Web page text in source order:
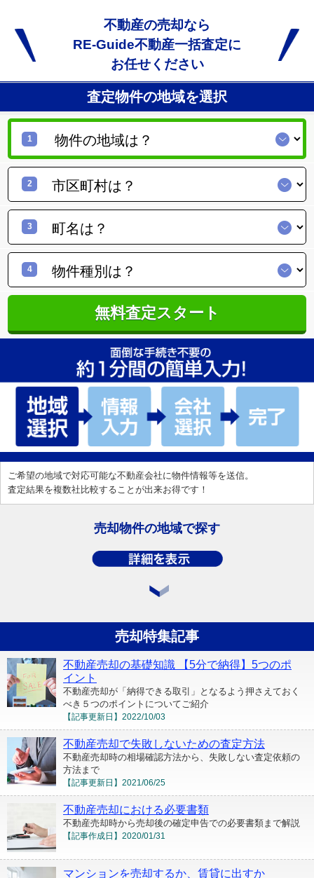
不動産の売却なら
RE-Guide不動産一括査定に
お任せください
査定物件の地域を選択
1
2
3
4
無料査定スタート
ご希望の地域で対応可能な不動産会社に物件情報等を送信。
査定結果を複数社比較することが出来お得です！
売却物件の地域で探す
売却特集記事
不動産売却の基礎知識 【5分で納得】5つのポ
イント
不動産売却が「納得できる取引」となるよう押さえておく
べき５つのポイントについてご紹介
【記事更新日】 2022/10/03
不動産売却で失敗しないための査定方法
不動産売却時の相場確認方法から、失敗しない査定依頼の
方法まで
【記事更新日】 2021/06/25
不動産売却における必要書類
不動産売却時から売却後の確定申告での必要書類まで解説
【記事作成日】 2020/01/31
マンションを売却するか、賃貸に出すか